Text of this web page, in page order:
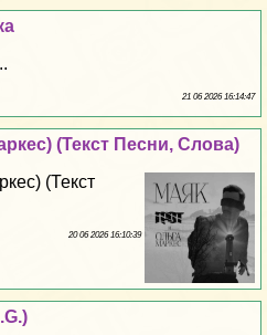
21 06 2026 16:14:47
(Текст Песни, Слова)
(Текст
20 06 2026 16:10:39